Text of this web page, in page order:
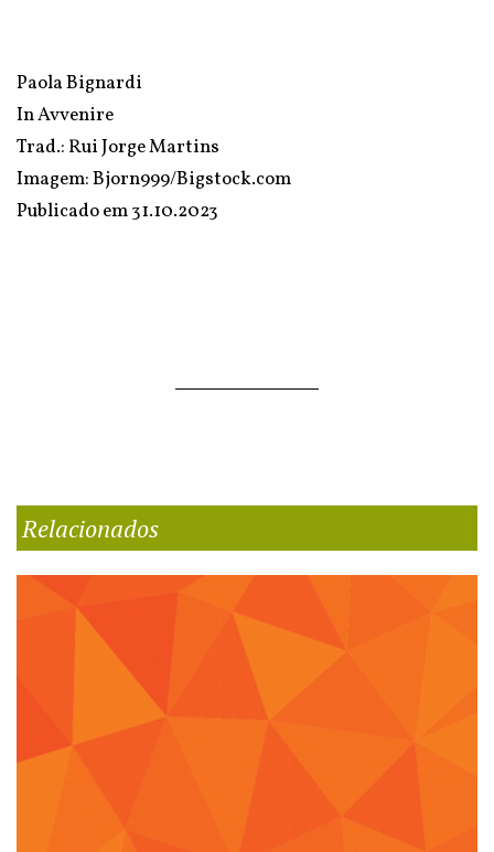
Paola Bignardi
InAvvenire
Trad.: Rui Jorge Martins
Imagem: Bjorn999/Bigstock.com
Publicado em31.10.2023
Relacionados